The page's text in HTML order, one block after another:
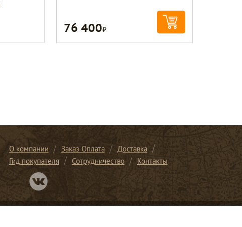
76 400Р
О компании Заказ Оплата
Доставка
Гид покупателя
Сотрудничество
Контакты
Перейти в нашу группу Вконтакте